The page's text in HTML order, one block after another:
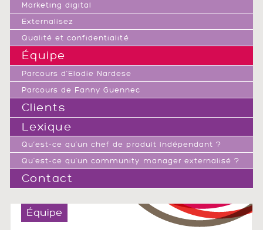
Marketing digital
Externalisez
Qualité et confidentialité
Équipe
Parcours d’Elodie Nardese
Parcours de Fanny Guennec
Clients
Lexique
Qu’est-ce qu’un chef de produit indépendant ?
Qu’est-ce qu’un community manager externalisé ?
Contact
Équipe